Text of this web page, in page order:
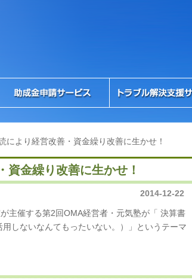
により経営改善・資金繰り改善に生かせ！
資金繰り改善に生かせ！
2014-12-22
主催する第2回OMA経営者・元気塾が「 決算書
しないなんてもったいない。）」というテーマ